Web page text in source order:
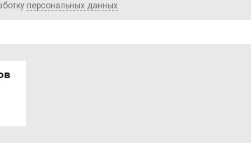
персональных данных